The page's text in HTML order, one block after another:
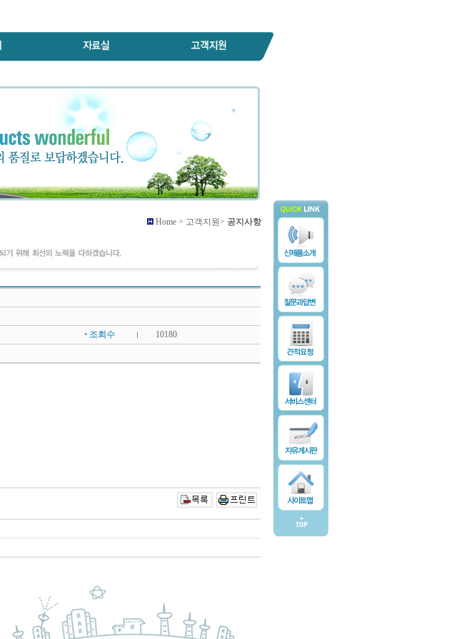
Home > 고객지원> 공지사항
• 조회수
10180